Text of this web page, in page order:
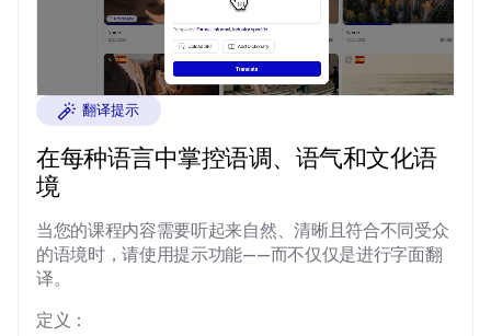
翻译提示
在每种语言中掌控语调、语气和文化语
境
当您的课程内容需要听起来自然、清晰且符合不同受众
的语境时，请使用提示功能——而不仅仅是进行字面翻
译。
定义：